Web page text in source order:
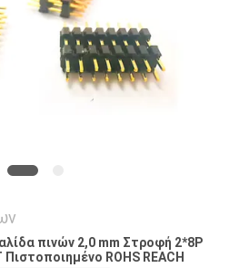
πινών 2,0 mm Στροφή 2*8P
ROHS REACH